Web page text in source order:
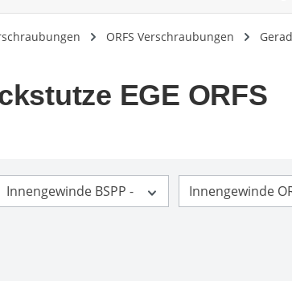
ORFS Verschraubungen
EGE ORFS
Innengewinde BSPP - Innengewinde